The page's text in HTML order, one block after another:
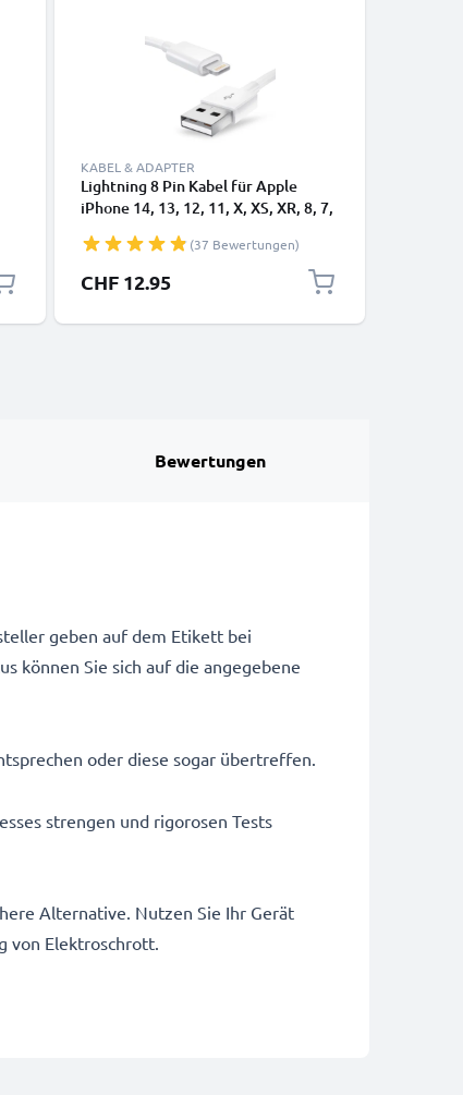
KABEL & ADAPTER
Lightning 8 Pin Kabel für Apple
iPhone 14, 13, 12, 11, X, XS, XR, 8, 7,
Datenkabel für Smartphone
(37 Bewertungen)
CHF 12.95
Bewertungen
geben auf dem Etikett bei
können Sie sich auf die angegebene
oder diese sogar übertreffen.
strengen und rigorosen Tests
Alternative. Nutzen Sie Ihr Gerät
von Elektroschrott.